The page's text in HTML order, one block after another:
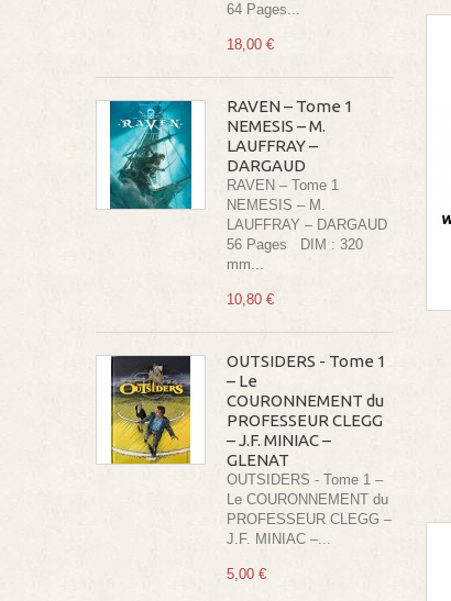
64 Pages...
18,00 €
RAVEN – Tome 1
NEMESIS – M.
LAUFFRAY –
DARGAUD
RAVEN – Tome 1
NEMESIS – M.
LAUFFRAY – DARGAUD
56 Pages DIM : 320
mm...
10,80 €
OUTSIDERS - Tome 1
– Le
COURONNEMENT du
PROFESSEUR CLEGG
– J.F. MINIAC –
GLENAT
OUTSIDERS - Tome 1 –
Le COURONNEMENT du
PROFESSEUR CLEGG –
J.F. MINIAC –...
5,00 €